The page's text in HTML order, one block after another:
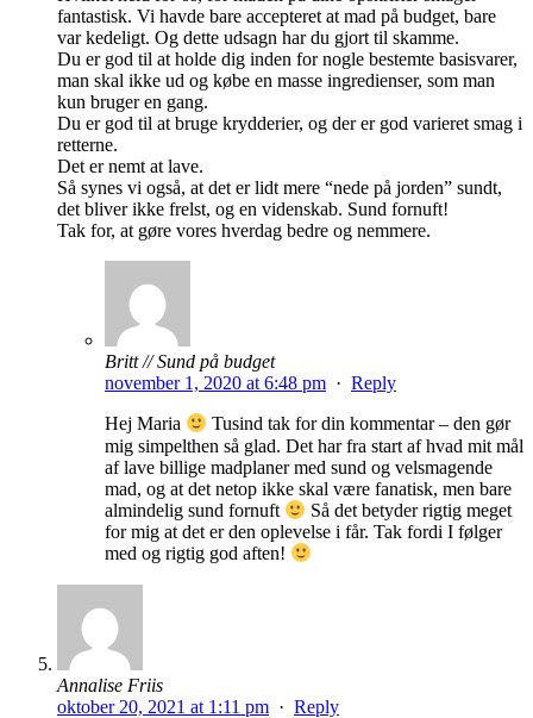
fantastisk. Vi havde bare accepteret at mad på budget, bare
var kedeligt. Og dette udsagn har du gjort til skamme.
Du er god til at holde dig inden for nogle bestemte basisvarer,
man skal ikke ud og købe en masse ingredienser, som man
kun bruger en gang.
Du er god til at bruge krydderier, og der er god varieret smag i
retterne.
Det er nemt at lave.
Så synes vi også, at det er lidt mere “nede på jorden” sundt,
det bliver ikke frelst, og en videnskab. Sund fornuft!
Tak for, at gøre vores hverdag bedre og nemmere.
Britt // Sund på budget
november 1, 2020 at 6:48 pm · Reply
Hej Maria
Tusind tak for din kommentar – den gør
mig simpelthen så glad. Det har fra start af hvad mit mål
af lave billige madplaner med sund og velsmagende
mad, og at det netop ikke skal være fanatisk, men bare
almindelig sund fornuft
Så det betyder rigtig meget
for mig at det er den oplevelse i får. Tak fordi I følger
med og rigtig god aften!
Annalise Friis
oktober 20, 2021 at 1:11 pm · Reply